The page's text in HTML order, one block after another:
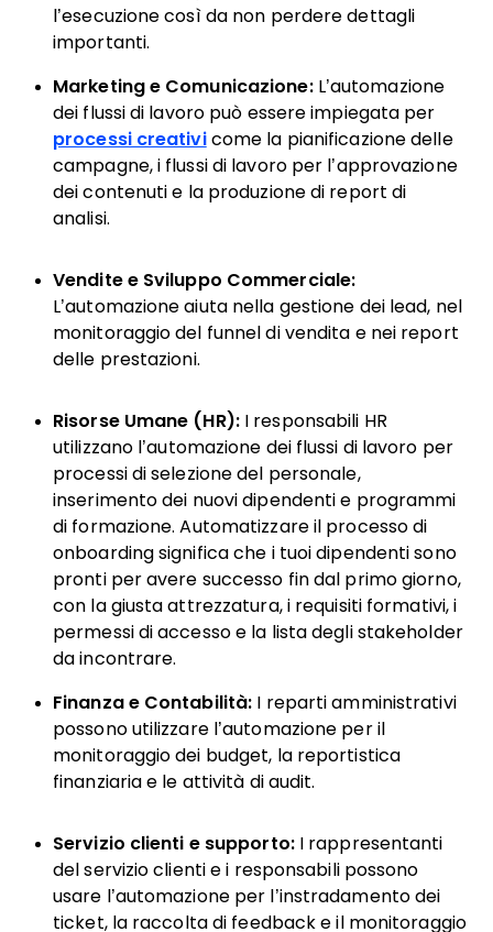
l’esecuzione così da non perdere dettagli
importanti.
Marketing e Comunicazione:L’automazione
dei flussi di lavoro può essere impiegata per
processi creativicome la pianificazione delle
campagne, i flussi di lavoro per l’approvazione
dei contenuti e la produzione di report di
analisi.
Vendite e Sviluppo Commerciale:
L’automazione aiuta nella gestione dei lead, nel
monitoraggio del funnel di vendita e nei report
delle prestazioni.
Risorse Umane (HR):I responsabili HR
utilizzano l’automazione dei flussi di lavoro per
processi di selezione del personale,
inserimento dei nuovi dipendenti e programmi
di formazione. Automatizzare il processo di
onboarding significa che i tuoi dipendenti sono
pronti per avere successo fin dal primo giorno,
con la giusta attrezzatura, i requisiti formativi, i
permessi di accesso e la lista degli stakeholder
da incontrare.
Finanza e Contabilità: I reparti amministrativi
possono utilizzare l’automazione per il
monitoraggio dei budget, la reportistica
finanziaria e le attività di audit.
Servizio clienti e supporto: I rappresentanti
del servizio clienti e i responsabili possono
usare l’automazione per l’instradamento dei
ticket, la raccolta di feedback e il monitoraggio